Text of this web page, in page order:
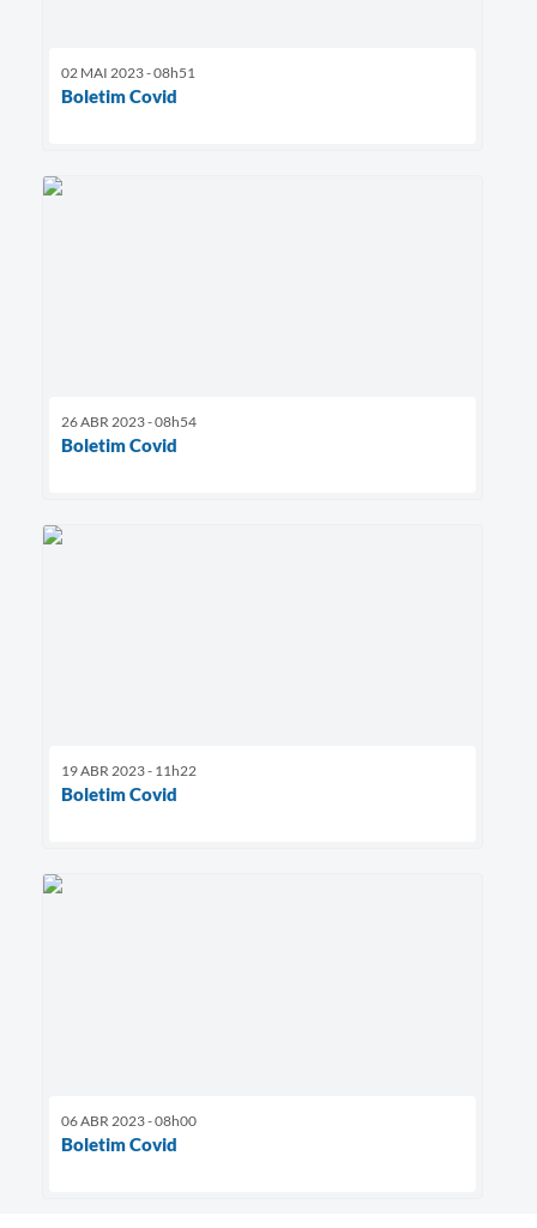
02 MAI 2023 - 08h51
Boletim Covid
26 ABR 2023 - 08h54
Boletim Covid
19 ABR 2023 - 11h22
Boletim Covid
06 ABR 2023 - 08h00
Boletim Covid